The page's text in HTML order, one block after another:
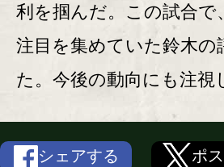
利を掴んだ。この試合
注目を集めていた鈴木
た。今後の動向にも注視
シェアする ポ